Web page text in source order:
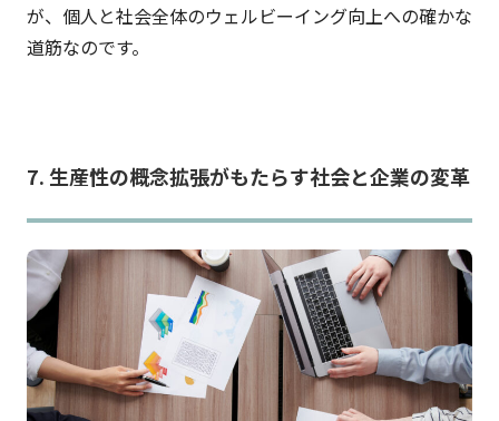
が、個人と社会全体のウェルビーイング向上への確かな
道筋なのです。
7. 生産性の概念拡張がもたらす社会と企業の変革